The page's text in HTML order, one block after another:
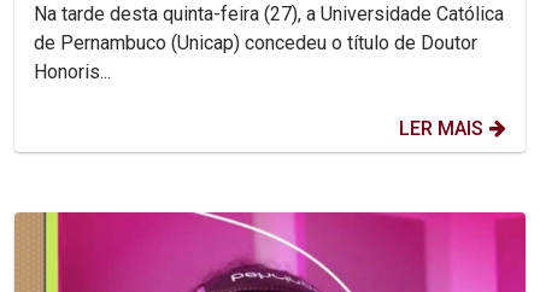
Na tarde desta quinta-feira (27), a Universidade Católica
de Pernambuco (Unicap) concedeu o título de Doutor
Honoris...
LER MAIS